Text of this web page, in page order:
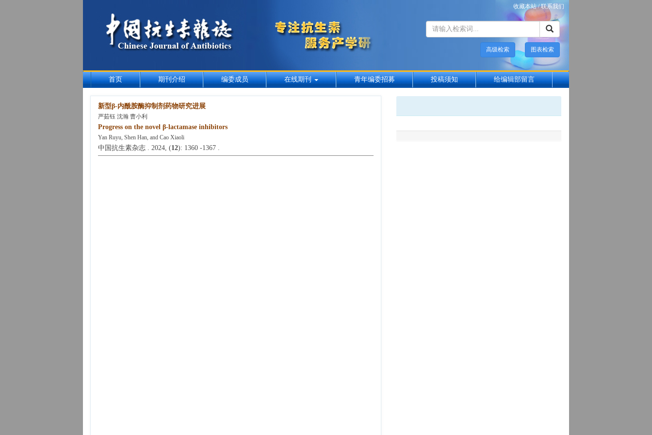
收藏本站/联系我们
图表检索
高级检索
首页 期刊介绍 编委成员 在线期刊 青年编委招募 投稿须知 给编辑部留言
新型β-内酰胺酶抑制剂药物研究进展
严茹钰 沈瀚 曹小利
Progress on the novel β-lactamase inhibitors
Yan Ruyu, Shen Han, and Cao Xiaoli
中国抗生素杂志 . 2024, (12): 1360 -1367 .